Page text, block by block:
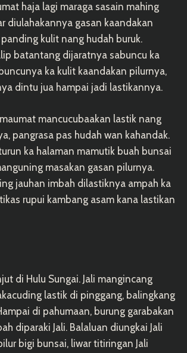
haja lagi maraga sasain mahing
diulahakannya gasan kaandakan
kulit nang hudah buruk.
batantang dijaratnya sabuncu ka
ka kulit kaandakan pilurnya,
dintu jua hampai jadi lastikannya.
mancucubaakan lastik nang
pangrasa pas hudah wan kahandak.
ka halaman mamutik buah bunsai
masakan gasan pilurnya.
jauhan imbah dilastiknya ampah ka
rupui kambang asam kana lastikan
di Hulu Sungai. Jali mangincang
lastik di pinggang, balingkang
di pahumaan, burung garabakan
diparaki Jali. Balaluan diungkai Jali
bigi bunsai, liwar titiringan Jali